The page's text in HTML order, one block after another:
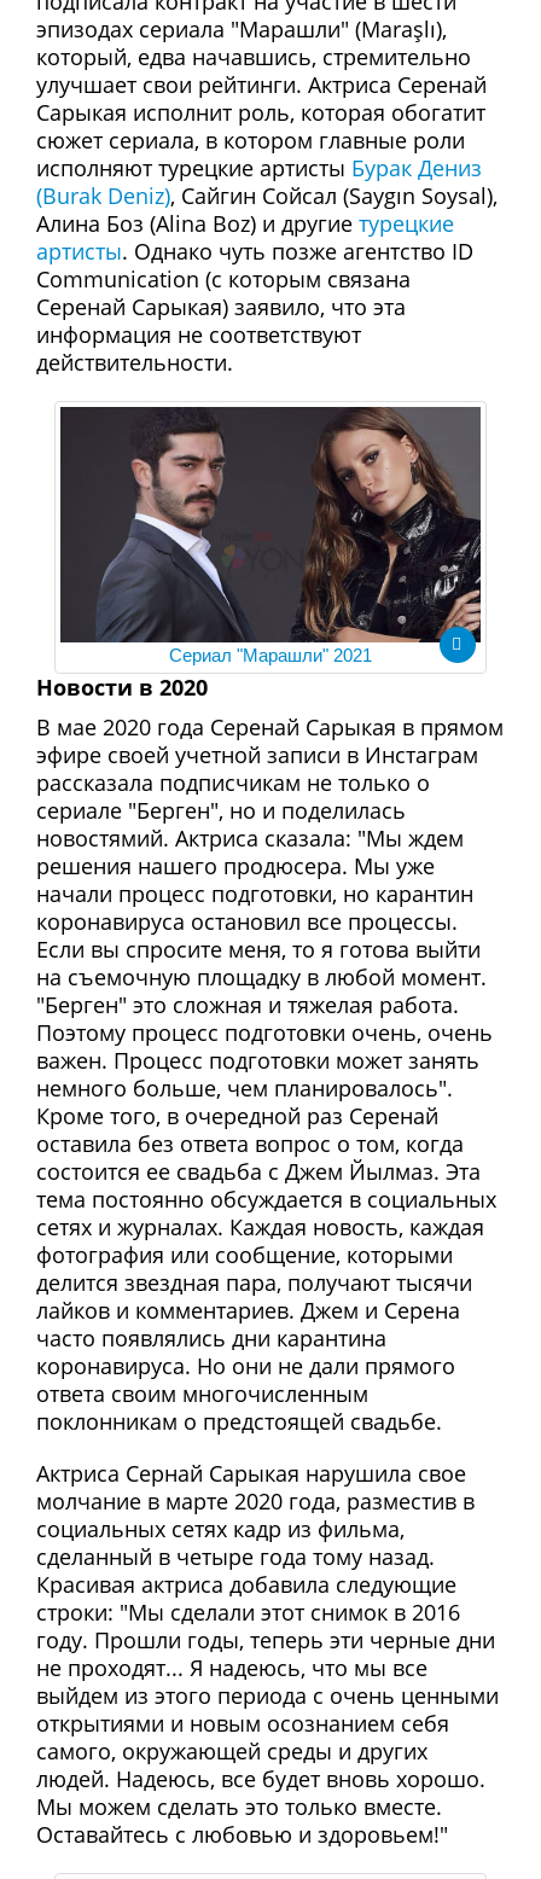
эпизодах сериала "Марашли" (Maraşlı),
который, едва начавшись, стремительно
улучшает свои рейтинги. Актриса Серенай
Сарыкая исполнит роль, которая обогатит
сюжет сериала, в котором главные роли
исполняют турецкие артисты Бурак Дениз
(Burak Deniz), Сайгин Сойсал (Saygın Soysal),
Алина Боз (Alina Boz) и другие турецкие
артисты. Однако чуть позже агентство ID
Communication (с которым связана
Серенай Сарыкая) заявило, что эта
информация не соответствуют
действительности.
Сериал "Марашли" 2021
Новости в 2020
В мае 2020 года Серенай Сарыкая в прямом
эфире своей учетной записи в Инстаграм
рассказала подписчикам не только о
сериале "Берген", но и поделилась
новостямий. Актриса сказала: "Мы ждем
решения нашего продюсера. Мы уже
начали процесс подготовки, но карантин
коронавируса остановил все процессы.
Если вы спросите меня, то я готова выйти
на съемочную площадку в любой момент.
"Берген" это сложная и тяжелая работа.
Поэтому процесс подготовки очень, очень
важен. Процесс подготовки может занять
немного больше, чем планировалось".
Кроме того, в очередной раз Серенай
оставила без ответа вопрос о том, когда
состоится ее свадьба с Джем Йылмаз. Эта
тема постоянно обсуждается в социальных
сетях и журналах. Каждая новость, каждая
фотография или сообщение, которыми
делится звездная пара, получают тысячи
лайков и комментариев. Джем и Серена
часто появлялись дни карантина
коронавируса. Но они не дали прямого
ответа своим многочисленным
поклонникам о предстоящей свадьбе.
Актриса Сернай Сарыкая нарушила свое
молчание в марте 2020 года, разместив в
социальных сетях кадр из фильма,
сделанный в четыре года тому назад.
Красивая актриса добавила следующие
строки: "Мы сделали этот снимок в 2016
году. Прошли годы, теперь эти черные дни
не проходят... Я надеюсь, что мы все
выйдем из этого периода с очень ценными
открытиями и новым осознанием себя
самого, окружающей среды и других
людей. Надеюсь, все будет вновь хорошо.
Мы можем сделать это только вместе.
Оставайтесь с любовью и здоровьем!"